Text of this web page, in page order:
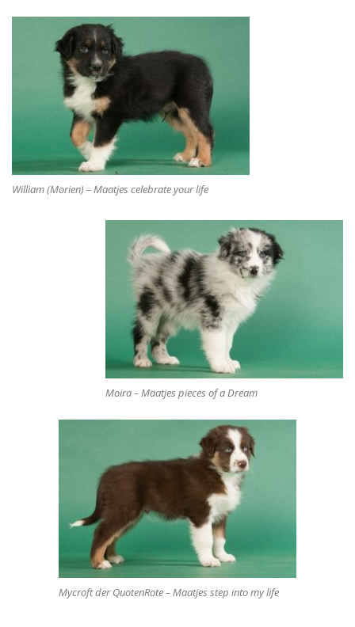
William (Morien) – Maatjes celebrate your life
Moira – Maatjes pieces of a Dream
Mycroft der QuotenRote – Maatjes step into my life